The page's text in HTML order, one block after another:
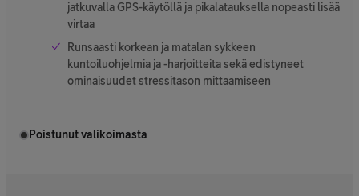
jatkuvalla GPS-käytöllä ja pikalatauksella nopeasti lisää
virtaa
Runsaasti korkean ja matalan sykkeen
kuntoiluohjelmia ja -harjoitteita sekä edistyneet
ominaisuudet stressitason mittaamiseen
Poistunut valikoimasta